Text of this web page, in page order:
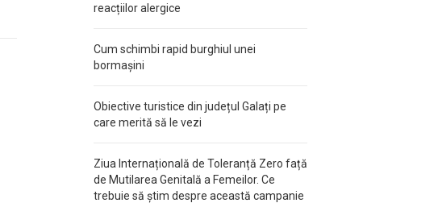
reacțiilor alergice
Cum schimbi rapid burghiul unei
bormașini
Obiective turistice din județul Galați pe
care merită să le vezi
Ziua Internațională de Toleranță Zero față
de Mutilarea Genitală a Femeilor. Ce
trebuie să știm despre această campanie